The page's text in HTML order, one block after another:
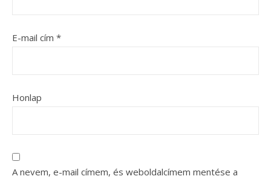
E-mail cím *
Honlap
A nevem, e-mail címem, és weboldalcímem mentése a